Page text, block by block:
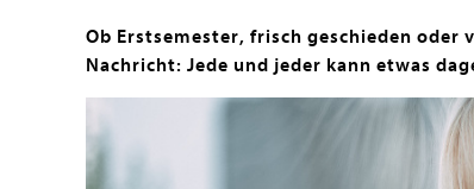
Ob Erstsemester, frisch geschieden
Nachricht: Jede und jeder kann etwas